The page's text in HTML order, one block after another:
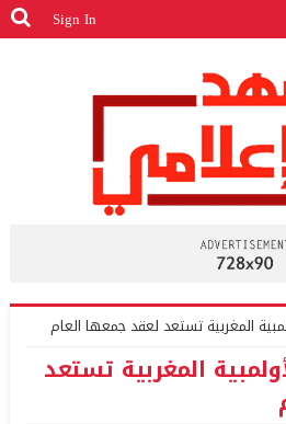
Sign In
المغربية تستعد لعقد جمعها العام
المغربية تستعد